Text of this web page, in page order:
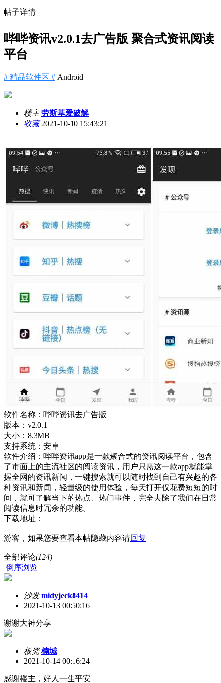
帖子详情
哔哔资讯v2.0.1去广告版 聚合式资讯阅读
平台
# 精品软件区 # Android
楼主 劳斯基爱破解
收藏2021-10-10 15:43:21
软件名称：哔哔资讯去广告版
版本：v2.0.1
大小：8.3MB
支持系统：安卓
软件介绍：哔哔资讯app是一款聚合式的资讯阅读平台，包含
了市面上的主流社区的阅读资讯，用户只需这一款app就能掌
握全网的资讯新闻，一键搜索就可以随时找到自己有兴趣的各
种资讯和新闻，轻量级的使用体验，每天打开仅花费短短的时
间，就可了解当下的热点、热门事件，完全去除了我们在日常
阅读信息时冗余的功能。
下载地址：
游客，如果您要查看本帖隐藏内容请回复
全部评论(124)
倒序浏览
沙发 midyjeck8414
2021-10-13 00:50:16
谢谢大神分享
板凳 楠城
2021-10-14 00:16:24
感谢楼主，好人一生平安